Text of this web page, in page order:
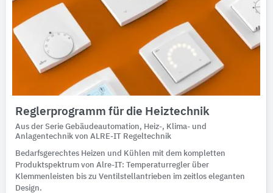
Reglerprogramm für die Heiztechnik
Aus der Serie Gebäudeautomation, Heiz-, Klima- und
Anlagentechnik von ALRE-IT Regeltechnik
Bedarfsgerechtes Heizen und Kühlen mit dem kompletten
Produktspektrum von Alre-IT: Temperaturregler über
Klemmenleisten bis zu Ventilstellantrieben im zeitlos eleganten
Design.